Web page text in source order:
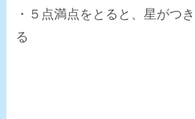
・５点満点をとると、星がつ
る